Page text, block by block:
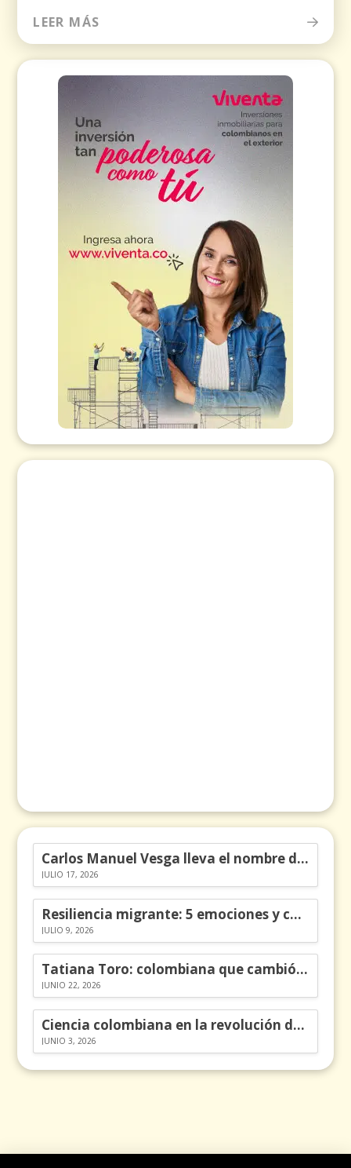
LEER MÁS
Carlos Manuel Vesga lleva el nombre de Colombia a los Emmy
JULIO 17, 2026
Resiliencia migrante: 5 emociones y cómo gestionarlas
JULIO 9, 2026
Tatiana Toro: colombiana que cambió la historia de las matemáticas
JUNIO 22, 2026
Ciencia colombiana en la revolución de los órganos en chips
JUNIO 3, 2026